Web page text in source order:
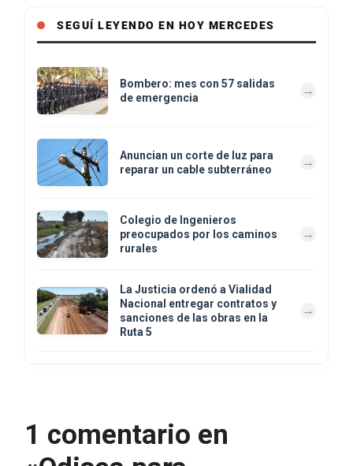
SEGUÍ LEYENDO EN HOY MERCEDES
Bombero: mes con 57 salidas
de emergencia
Anuncian un corte de luz para
reparar un cable subterráneo
Colegio de Ingenieros
preocupados por los caminos
rurales
La Justicia ordenó a Vialidad
Nacional entregar contratos y
sanciones de las obras en la
Ruta 5
1 comentario en